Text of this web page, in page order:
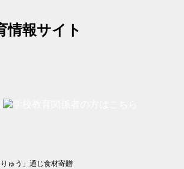
報サイト
ゅう」通じ食材寄贈